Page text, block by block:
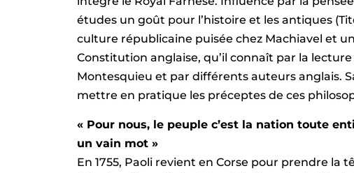
études un goût pour l’histoire et les antiques
culture républicaine puisée chez Machiavel et
Constitution anglaise, qu’il connaît par la lecture
Montesquieu et par différents auteurs anglais.
mettre en pratique les préceptes de ces
« Pour nous, le peuple c’est la nation toute
un vain mot »
En 1755, Paoli revient en Corse pour prendre la